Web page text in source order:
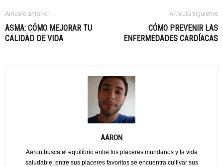
Artículo anterior
ASMA: CÓMO MEJORAR TU
CALIDAD DE VIDA
Artículo siguiente
CÓMO PREVENIR LAS
ENFERMEDADES CARDÍACAS
AARON
Aaron busca el equilibrio entre los placeres mundanos y la vida
saludable, entre sus placeres favoritos se encuentra cultivar sus